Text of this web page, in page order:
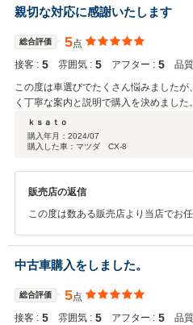
思っております。納車後のサポート
も末長くよろしくお願い致します。
親切な対応に感謝いたします
総合評価 5点
接客 : 5 雰囲気 : 5 アフター : 5 品
この度は車選びでたくさん悩みました
く丁寧な案内と説明で購入を決めました
ｋｓａｔｏ
購入年月： 2024/07
購入した車：マツダ CX-8
販売店の返信
この度は数ある販売店より当店でお
して、こちらも大変嬉しく思ってお
整っておりますので今後とも末長く
中古車購入をしました。
総合評価 5点
接客 : 5 雰囲気 : 5 アフター : 5 品